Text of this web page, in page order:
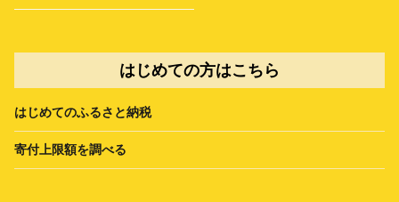
はじめての方はこちら
はじめてのふるさと納税
寄付上限額を調べる